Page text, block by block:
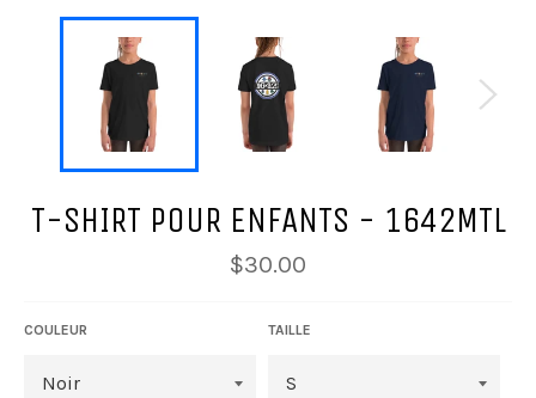
T-SHIRT POUR ENFANTS - 1642MTL
Prix
régulier
$30.00
COULEUR TAILLE